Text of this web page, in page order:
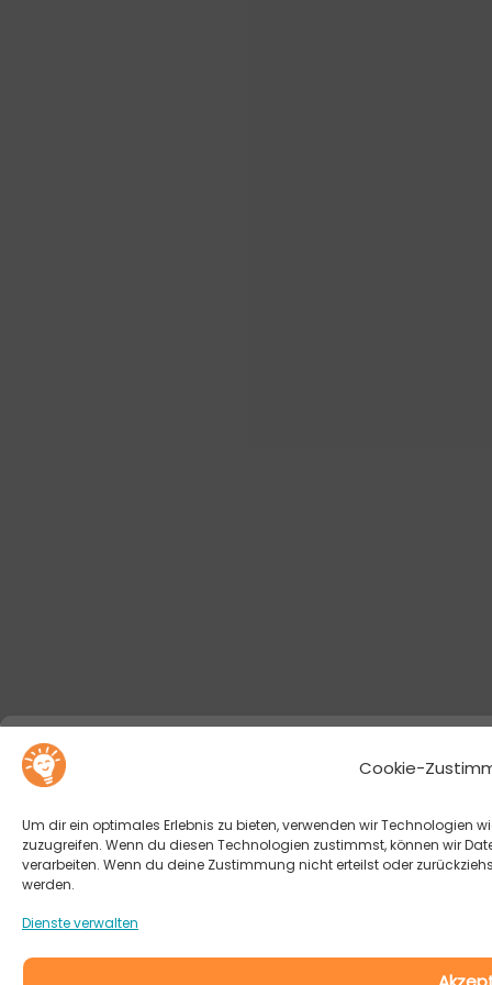
Cookie-
Um dir ein optimales Erlebnis zu bieten, verwenden wir
zuzugreifen. Wenn du diesen Technologien zustimmst, können wir
verarbeiten. Wenn du deine Zustimmung nicht erteilst oder
werden.
Dienste verwalten